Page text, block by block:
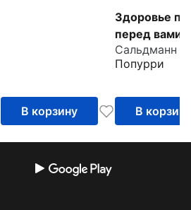
В корзину
Здоровье
перед вами.
Древние
которые
Попурри
В корзину